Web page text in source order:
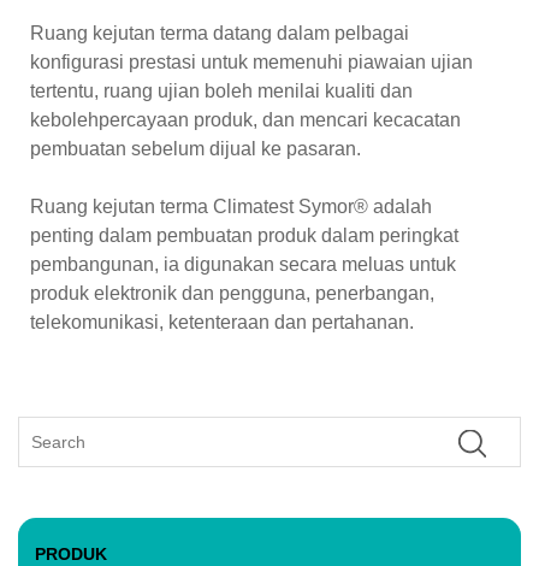
Ruang kejutan terma datang dalam pelbagai
konfigurasi prestasi untuk memenuhi piawaian ujian
tertentu, ruang ujian boleh menilai kualiti dan
kebolehpercayaan produk, dan mencari kecacatan
pembuatan sebelum dijual ke pasaran.
Ruang kejutan terma Climatest Symor® adalah
penting dalam pembuatan produk dalam peringkat
pembangunan, ia digunakan secara meluas untuk
produk elektronik dan pengguna, penerbangan,
telekomunikasi, ketenteraan dan pertahanan.
PRODUK